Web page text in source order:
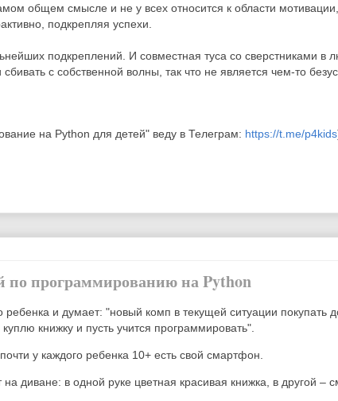
общем смысле и не у всех относится к области
подкрепляя успехи.
подкреплений. И совместная туса со сверстниками в
с собственной волны, так что не является чем-то
на Python для детей" веду в Телеграм: https://t.me/p4kids
по программированию на Python
ребенка и думает: "новый комп в текущей ситуации покупать
книжку и пусть учится программировать".
у каждого ребенка 10+ есть свой смартфон.
диване: в одной руке цветная красивая книжка, в другой –